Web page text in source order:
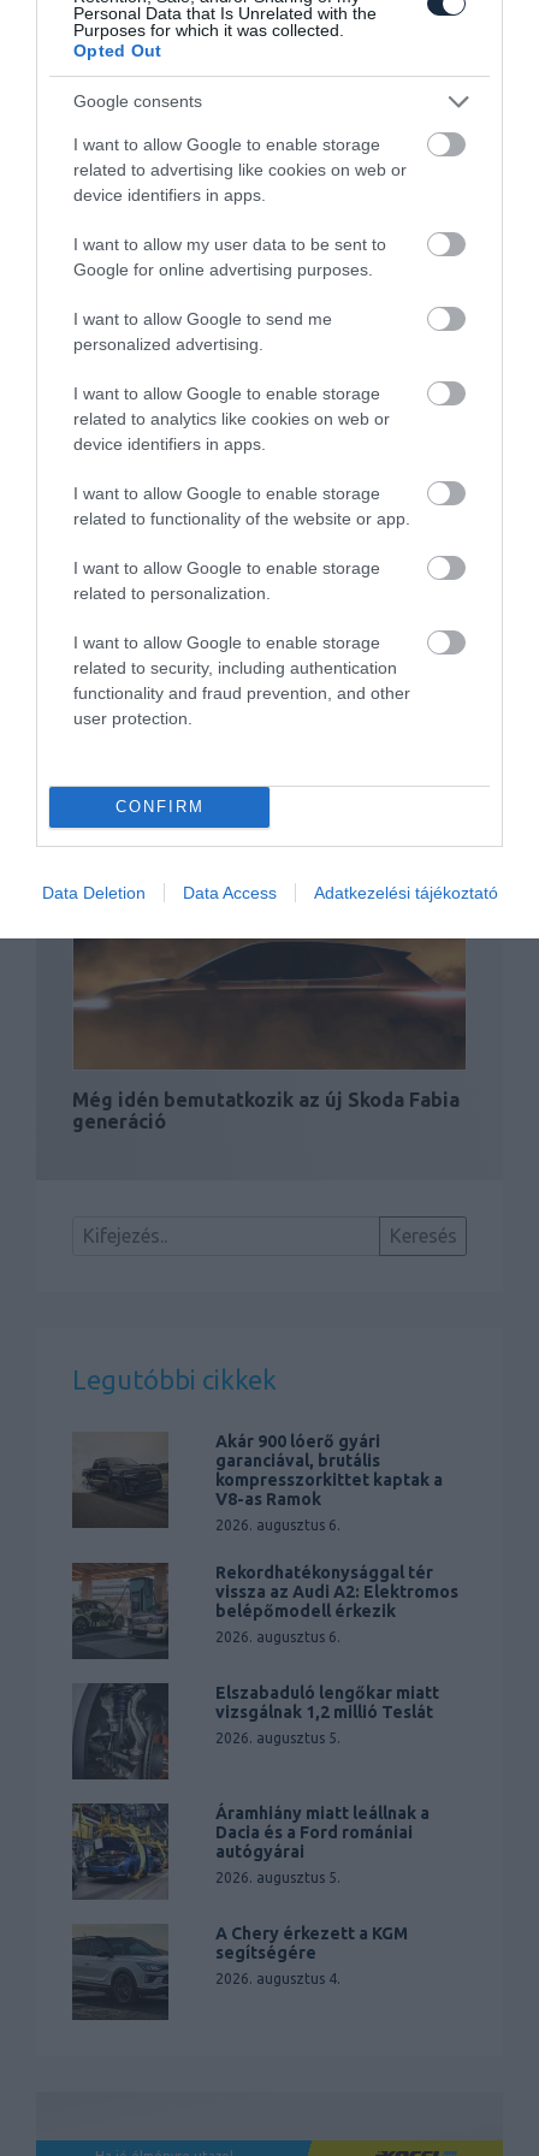
Personal Data that Is Unrelated with the
Purposes for which it was collected.
Opted Out
Google consents
I want to allow Google to enable storage
related to advertising like cookies on web or
device identifiers in apps.
I want to allow my user data to be sent to
Google for online advertising purposes.
I want to allow Google to send me
personalized advertising.
I want to allow Google to enable storage
related to analytics like cookies on web or
device identifiers in apps.
I want to allow Google to enable storage
related to functionality of the website or app.
I want to allow Google to enable storage
related to personalization.
I want to allow Google to enable storage
related to security, including authentication
functionality and fraud prevention, and other
user protection.
CONFIRM
Data Deletion Data Access Adatkezelési tájékoztató
Kombi formában is kapható lesz a Skoda
Nem kap hibrid hajtást egyelőre a Skoda
Még idén bemutatkozik az új Skoda Fabia
generáció
Legutóbbi cikkek
Akár 900 lóerő gyári
garanciával, brutális
kompresszorkittet kaptak a
V8-as Ramok
2026. augusztus 6.
Rekordhatékonysággal tér
vissza az Audi A2: Elektromos
belépőmodell érkezik
2026. augusztus 6.
Elszabaduló lengőkar miatt
vizsgálnak 1,2 millió Teslát
2026. augusztus 5.
Áramhiány miatt leállnak a
Dacia és a Ford romániai
autógyárai
2026. augusztus 5.
A Chery érkezett a KGM
segítségére
2026. augusztus 4.